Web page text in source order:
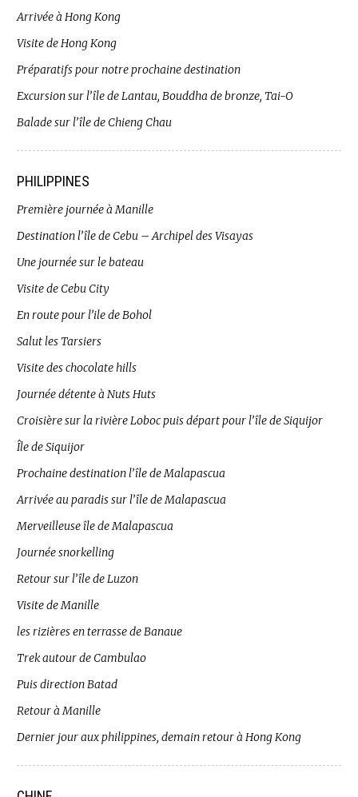
Arrivée à Hong Kong
Visite de Hong Kong
Préparatifs pour notre prochaine destination
Excursion sur l’île de Lantau, Bouddha de bronze, Tai-O
Balade sur l’île de Chieng Chau
PHILIPPINES
Première journée à Manille
Destination l’île de Cebu – Archipel des Visayas
Une journée sur le bateau
Visite de Cebu City
En route pour l’ile de Bohol
Salut les Tarsiers
Visite des chocolate hills
Journée détente à Nuts Huts
Croisière sur la rivière Loboc puis départ pour l’île de Siquijor
Île de Siquijor
Prochaine destination l’île de Malapascua
Arrivée au paradis sur l’île de Malapascua
Merveilleuse île de Malapascua
Journée snorkelling
Retour sur l’île de Luzon
Visite de Manille
les rizières en terrasse de Banaue
Trek autour de Cambulao
Puis direction Batad
Retour à Manille
Dernier jour aux philippines, demain retour à Hong Kong